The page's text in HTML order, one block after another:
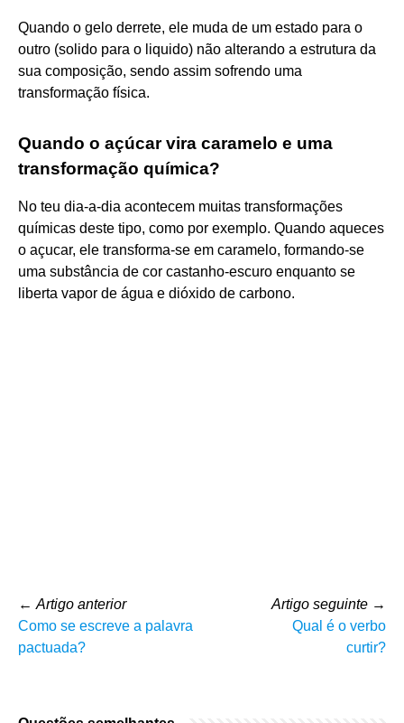
Quando o gelo derrete, ele muda de um estado para o
outro (solido para o liquido) não alterando a estrutura da
sua composição, sendo assim sofrendo uma
transformação física.
Quando o açúcar vira caramelo e uma
transformação química?
No teu dia-a-dia acontecem muitas transformações
químicas deste tipo, como por exemplo. Quando aqueces
o açucar, ele transforma-se em caramelo, formando-se
uma substância de cor castanho-escuro enquanto se
liberta vapor de água e dióxido de carbono.
← Artigo anterior
Como se escreve a palavra
pactuada?
Artigo seguinte →
Qual é o verbo
curtir?